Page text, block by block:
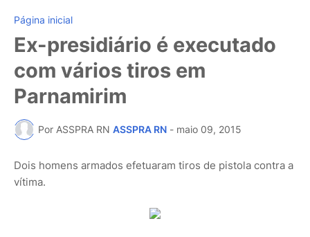
Página inicial
Ex-presidiário é executado
com vários tiros em
Parnamirim
Por ASSPRA RN ASSPRA RN - maio 09, 2015
Dois homens armados efetuaram tiros de pistola contra a
vítima.